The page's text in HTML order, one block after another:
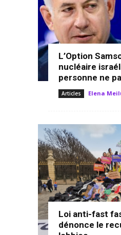
L’Option
nucléaire
personne ne
Articles Elena
Loi anti-fast
dénonce le